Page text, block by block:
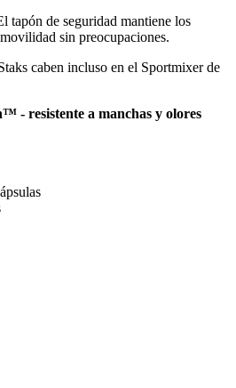
tapón de seguridad mantiene los
sin preocupaciones.
caben incluso en el Sportmixer de
- resistente a manchas y olores